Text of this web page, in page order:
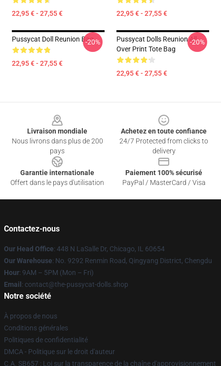
22,95 € - 27,55 € 22,95 € - 27,55 €
Pussycat Doll Reunion Bag
22,95 € - 27,55 €
-20%
Pussycat Dolls Reunion All
Over Print Tote Bag
22,95 € - 27,55 €
-20%
Livraison mondiale
Nous livrons dans plus de 200
pays
Achetez en toute confiance
24/7 Protected from clicks to
delivery
Garantie internationale
Offert dans le pays d'utilisation
Paiement 100% sécurisé
PayPal / MasterCard / Visa
Contactez-nous
Our Head Office: 448 N LaSalle Dr, Chicago, IL 60654
Our Warehouse: No. 9292 Renmin Road, Qingyang District, Chengdu
Hour: 9AM – 5PM (Mon – Fri)
Email : contact@the-pussycat-dolls.shop
Notre société
À propos de nous
Conditions générales
Politiques de confidentialité
DMCA - Politique sur le droit d'auteur
C.A. SB657 : Loi sur la transparence de la chaîne d'approvisionnement